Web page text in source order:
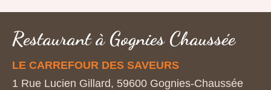
Restaurant à Gognies Chaussée
LE CARREFOUR DES SAVEURS
1 Rue Lucien Gillard, 59600 Gognies-Chaussée